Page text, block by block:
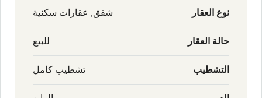
نوع العقار شقق, عقارات سكنية
حالة العقار للبيع
التشطيب تشطيب كامل